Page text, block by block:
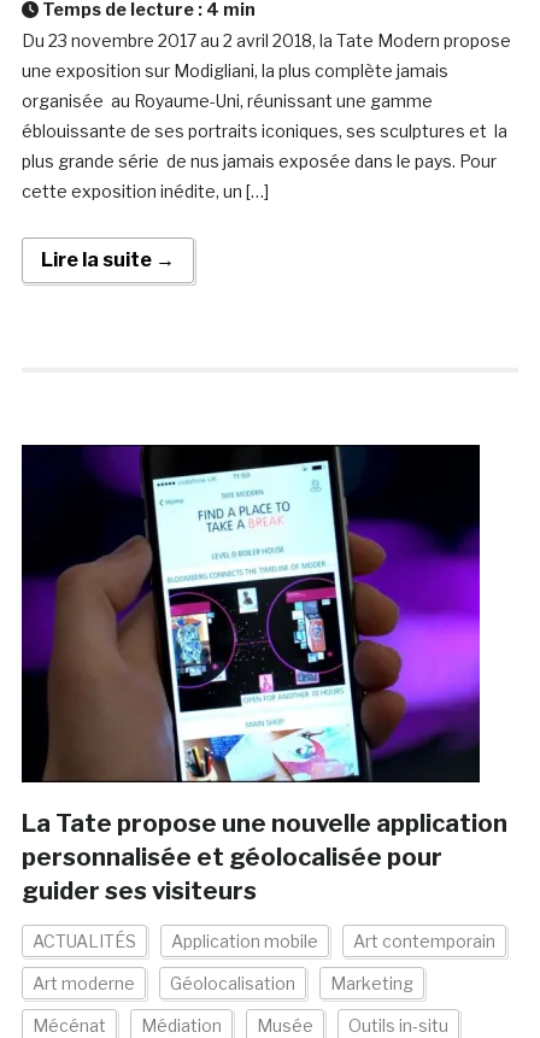
Temps de lecture : 4 min
Du 23 novembre 2017 au 2 avril 2018, la Tate Modern propose
une exposition sur Modigliani, la plus complète jamais
organisée au Royaume-Uni, réunissant une gamme
éblouissante de ses portraits iconiques, ses sculptures et la
plus grande série de nus jamais exposée dans le pays. Pour
cette exposition inédite, un […]
Lire la suite →
La Tate propose une nouvelle application
personnalisée et géolocalisée pour
guider ses visiteurs
ACTUALITÉS Application mobile Art contemporain
Art moderne Géolocalisation Marketing
Mécénat Médiation Musée Outils in-situ